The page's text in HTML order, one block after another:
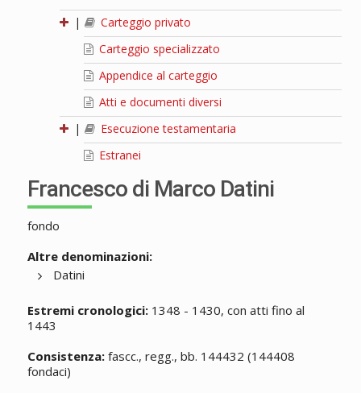
|
Carteggio privato
Carteggio specializzato
Appendice al carteggio
Atti e documenti diversi
|
Esecuzione testamentaria
Estranei
Francesco di Marco Datini
fondo
Altre denominazioni:
Datini
Estremi cronologici:1348 - 1430, con atti fino al
1443
Consistenza:fascc., regg., bb. 144432 (144408
fondaci)